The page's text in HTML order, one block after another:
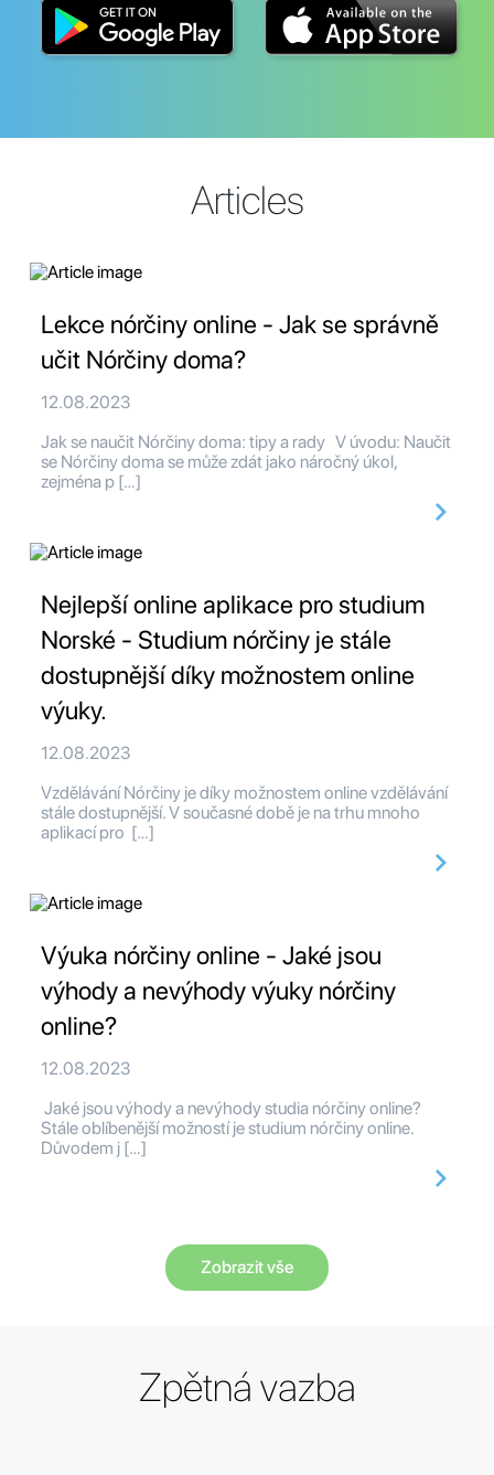
Articles
Lekce nórčiny online - Jak se správně
učit Nórčiny doma?
12.08.2023
Jak se naučit Nórčiny doma: tipy a rady V úvodu: Naučit
se Nórčiny doma se může zdát jako náročný úkol,
zejména p […]
Nejlepší online aplikace pro studium
Norské - Studium nórčiny je stále
dostupnější díky možnostem online
výuky.
12.08.2023
Vzdělávání Nórčiny je díky možnostem online vzdělávání
stále dostupnější. V současné době je na trhu mnoho
aplikací pro […]
Výuka nórčiny online - Jaké jsou
výhody a nevýhody výuky nórčiny
online?
12.08.2023
Jaké jsou výhody a nevýhody studia nórčiny online?
Stále oblíbenější možností je studium nórčiny online.
Důvodem j […]
Zobrazit vše
Zpětná vazba